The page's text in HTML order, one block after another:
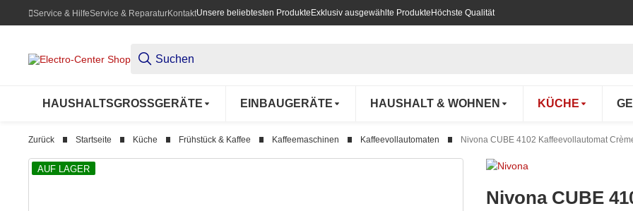
Service & HilfeService & ReparaturKontaktUnsere beliebtesten Produkte Exklusiv ausgewählte Produkte Höchste Qualität
HAUSHALTSGROSSGERÄTE EINBAUGERÄTE HAUSHALT & WOHNEN KÜCHE
Zurück Startseite Küche Frühstück & Kaffee Kaffeemaschinen Kaffeevollautomaten Nivona CUBE 4102 Kaffeevollautomat
AUF LAGER
Nivona CUBE